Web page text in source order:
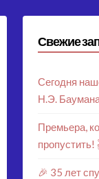
Свежие
Сегодня
Н.Э.
Премьера,
пропустить!
🎉 35 лет